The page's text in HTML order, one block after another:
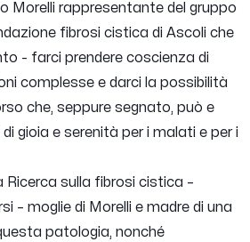
Morelli rappresentante del gruppo
fibrosi cistica di Ascoli che
- farci prendere coscienza di
complesse e darci la possibilità
che, seppure segnato, può e
gioia e serenità per i malati e per i
Ricerca sulla fibrosi cistica –
– moglie di Morelli e madre di una
patologia, nonché